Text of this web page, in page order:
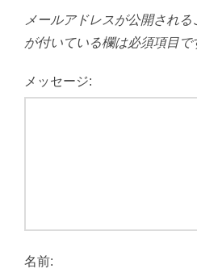
メールアドレスが公開される
が付いている欄は必須項目で
メッセージ:
名前: